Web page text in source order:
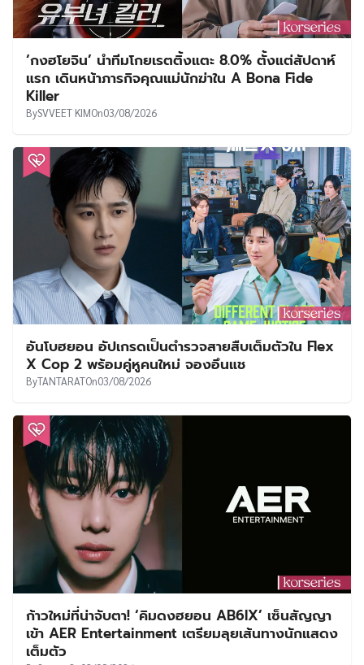
‘กงฮโยจิน’ นำทีมโกยเรตติ้งแตะ 8.0% ตั้งแต่สัปดาห์
แรก เดินหน้าภารกิจคุณแม่นักฆ่าใน A Bona Fide
Killer
BySVVEET KIMOn03/08/2026
อันโบฮยอน อัปเกรดเป็นตำรวจสายสืบเต็มตัวใน Flex
X Cop 2 พร้อมคู่หูคนใหม่ จองอึนแช
ByTANTARATOn03/08/2026
ก้าวใหม่ที่น่าจับตา! ‘คิมดงฮยอน AB6IX’ เซ็นสัญญา
เข้า AER Entertainment เตรียมลุยเส้นทางนักแสดง
เต็มตัว